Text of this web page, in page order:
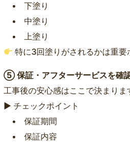
• 下塗り
• 中塗り
• 上塗り
特に3回塗りがされるかは重要
⑤ 保証・アフターサービスを確
工事後の安心感はここで決まりま
▶ チェックポイント
• 保証期間
• 保証内容